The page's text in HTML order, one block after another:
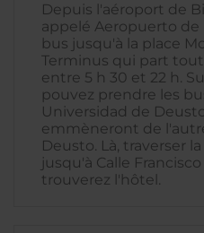
Depuis l'aéroport de
appelé Aeropuerto de
bus jusqu'à la place
Terminus qui part
entre 5 h 30 et 22 h.
pouvez prendre les
Universidad de
emmèneront de
Deusto. Là, traverser
jusqu'à Calle
trouverez l'hôtel.